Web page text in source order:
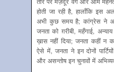
होती जा रही है, हालाँकि इस
अभी कुछ समय है; कांग्रेस ने
जनता को ग़रीबी, महँगाई,
ख़ास नहीं दिया; जनता कहीं न
ऐसे में, जनता ने इन दोनों
और असन्तोष इन चुनावों में